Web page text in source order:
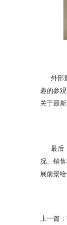
外部董
趣的参
关于最
最后，
况、销
展前景
上一篇